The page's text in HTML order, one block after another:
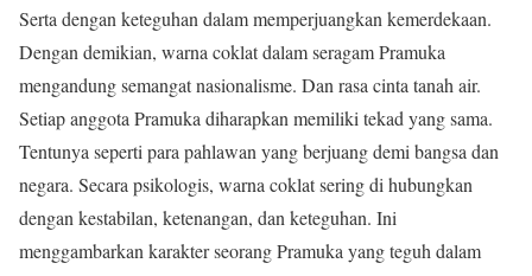
Serta dengan keteguhan dalam memperjuangkan kemerdekaan.
Dengan demikian, warna coklat dalam seragam Pramuka
mengandung semangat nasionalisme. Dan rasa cinta tanah air.
Setiap anggota Pramuka diharapkan memiliki tekad yang sama.
Tentunya seperti para pahlawan yang berjuang demi bangsa dan
negara. Secara psikologis, warna coklat sering di hubungkan
dengan kestabilan, ketenangan, dan keteguhan. Ini
menggambarkan karakter seorang Pramuka yang teguh dalam